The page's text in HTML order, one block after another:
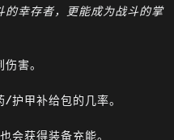
的幸存者，更能成为战斗的掌
害。
护甲补给包的几率。
会获得装备充能。